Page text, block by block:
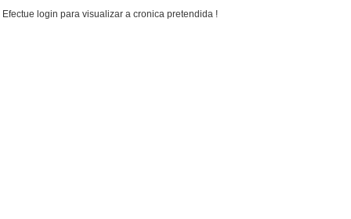
Efectue login para visualizar a cronica pretendida !